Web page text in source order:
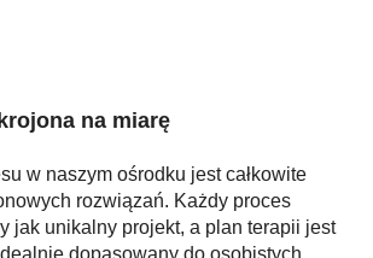
- edukacja nie tylko dla 60plus
brat
na miarę
w naszym ośrodku jest całkowite
rozwiązań. Każdy proces
jak unikalny projekt, a plan terapii jest
dopasowany do osobistych